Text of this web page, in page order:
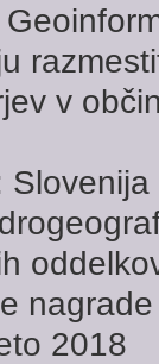
v
Slovenija
2018